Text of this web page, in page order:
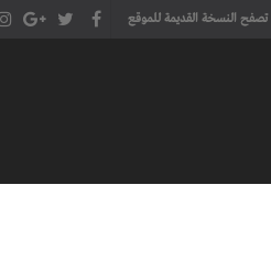
تصفح النسخة القديمة للموقع